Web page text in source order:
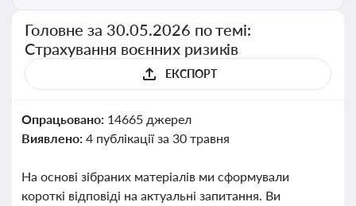
Головне за 30.05.2026 по темі:
Страхування воєнних ризиків
ЕКСПОРТ
Опрацьовано: 14665 джерел
Виявлено: 4 публікації за 30 травня
На основі зібраних матеріалів ми сформували
короткі відповіді на актуальні запитання. Ви